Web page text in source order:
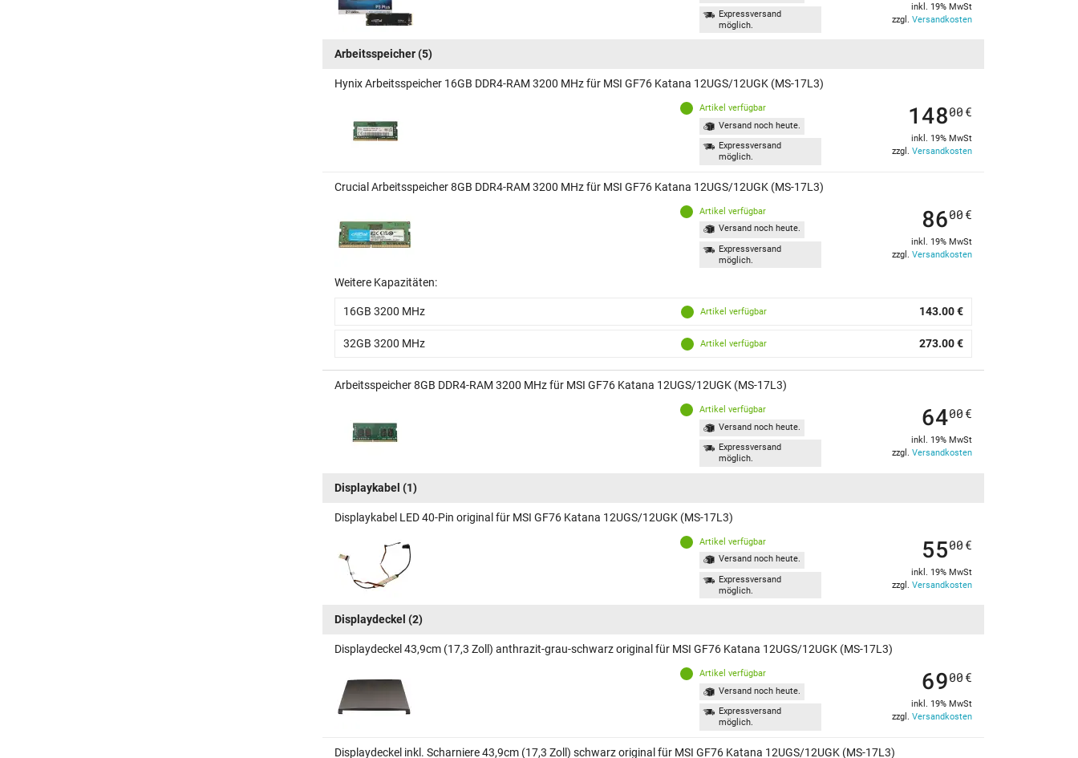
Expressversand
möglich.
inkl. 19% MwSt
zzgl. Versandkosten
Arbeitsspeicher(5)
Hynix Arbeitsspeicher 16GB DDR4-RAM 3200 MHz für MSI GF76 Katana 12UGS/12UGK (MS-17L3)
Artikel verfügbar
Versand noch heute.
Expressversand
möglich.
14800 €
inkl. 19% MwSt
zzgl. Versandkosten
Crucial Arbeitsspeicher 8GB DDR4-RAM 3200 MHz für MSI GF76 Katana 12UGS/12UGK (MS-17L3)
Artikel verfügbar
Versand noch heute.
Expressversand
möglich.
8600 €
inkl. 19% MwSt
zzgl. Versandkosten
Weitere Kapazitäten:
16GB 3200 MHz Artikel verfügbar 143.00 €
32GB 3200 MHz Artikel verfügbar 273.00 €
Arbeitsspeicher 8GB DDR4-RAM 3200 MHz für MSI GF76 Katana 12UGS/12UGK (MS-17L3)
Artikel verfügbar
Versand noch heute.
Expressversand
möglich.
6400 €
inkl. 19% MwSt
zzgl. Versandkosten
Displaykabel (1)
Displaykabel LED 40-Pin original für MSI GF76 Katana 12UGS/12UGK (MS-17L3)
Artikel verfügbar
Versand noch heute.
Expressversand
möglich.
5500 €
inkl. 19% MwSt
zzgl. Versandkosten
Displaydeckel (2)
Displaydeckel 43,9cm (17,3 Zoll) anthrazit-grau-schwarz original für MSI GF76 Katana 12UGS/12UGK (MS-17L3)
Artikel verfügbar
Versand noch heute.
Expressversand
möglich.
6900 €
inkl. 19% MwSt
zzgl. Versandkosten
Displaydeckel inkl. Scharniere 43,9cm (17,3 Zoll) schwarz original für MSI GF76 Katana 12UGS/12UGK (MS-17L3)